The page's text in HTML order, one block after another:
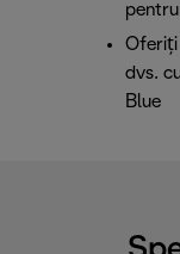
Oferiți
dvs.
Blue